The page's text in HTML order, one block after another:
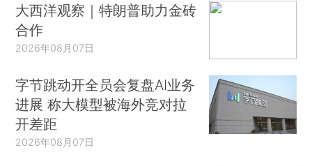
大西洋观察｜特朗普助力金砖
合作
2026年08月07日
字节跳动开全员会复盘AI业务
进展 称大模型被海外竞对拉
开差距
2026年08月07日